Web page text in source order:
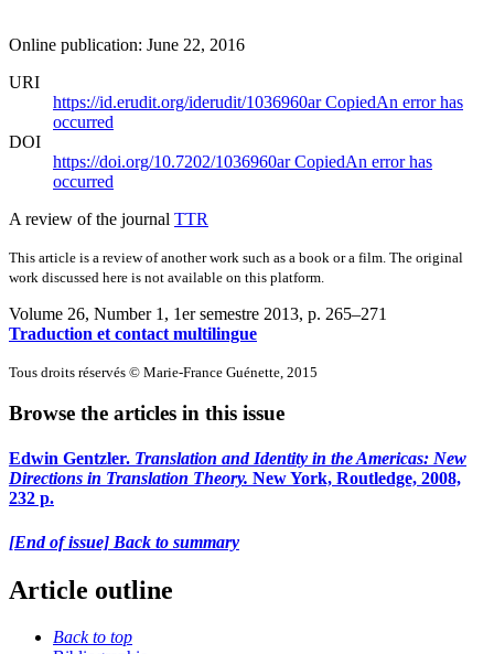
Online publication: June 22, 2016
URI
https://id.erudit.org/iderudit/1036960arCopiedAn error has
occurred
DOI
https://doi.org/10.7202/1036960arCopiedAn error has
occurred
A review of the journal TTR
This article is a review of another work such as a book or a film. The original
work discussed here is not available on this platform.
Volume 26, Number 1, 1er semestre 2013, p. 265–271
Traduction et contact multilingue
Tous droits réservés © Marie-France Guénette, 2015
Browse the articles in this issue
Edwin Gentzler. Translation and Identity in the Americas: New
Directions in Translation Theory. New York, Routledge, 2008,
232 p.
[End of issue] Back to summary
Article outline
Back to top